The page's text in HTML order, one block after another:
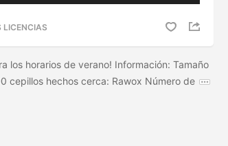
LICENCIAS
los horarios de verano! Información: Tamaño
cepillos hechos cerca: Rawox Número de